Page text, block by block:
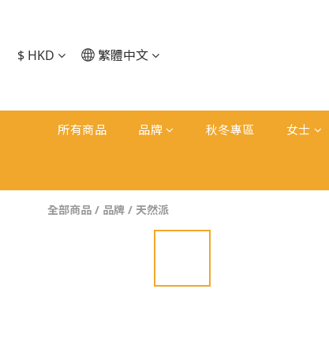
$ HKD 繁體中文
所有商品 品牌 秋冬專區 女士
全部商品 / 品牌 / 天然派